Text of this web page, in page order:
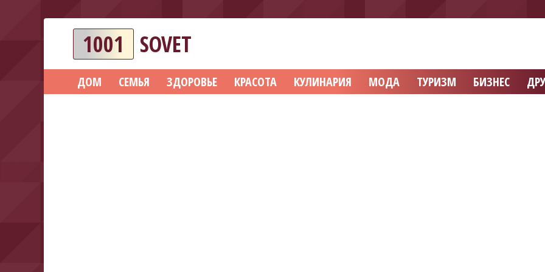
1001 SOVET
ДОМ СЕМЬЯ ЗДОРОВЬЕ КРАСОТА КУЛИНАРИЯ МОДА ТУРИЗМ БИЗНЕС